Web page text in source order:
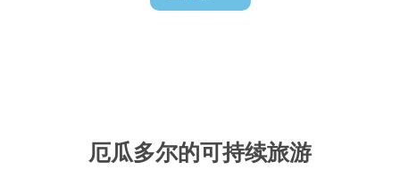
厄瓜多尔的可持续旅游